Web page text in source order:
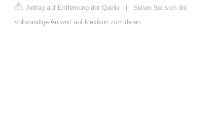
Antrag auf Entfernung der Quelle
Sehen Sie sich die
vollständige Antwort auf klexikon.zum.de an